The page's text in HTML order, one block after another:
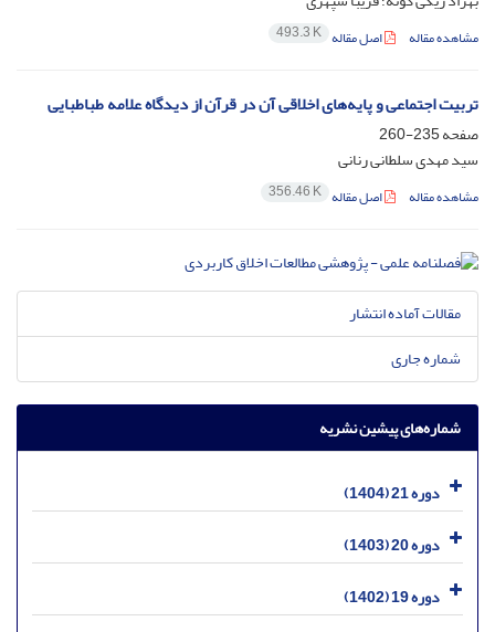
مشاهده مقاله اصل مقاله 493.3 K
تربیت اجتماعی و پایه‌های اخلاقی آن در قرآن از دیدگاه علامه طباطبایی
صفحه235-260
سید مهدی سلطانی رنانی
مشاهده مقاله اصل مقاله 356.46 K
مقالات آماده انتشار
شماره جاری
شماره‌های پیشین نشریه
دوره 21 (1404)
دوره 20 (1403)
دوره 19 (1402)